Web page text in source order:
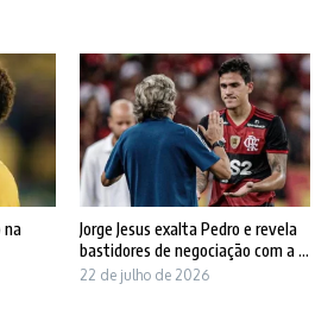
na
Jorge Jesus exalta Pedro e revela
bastidores de negociação com a ...
22 de julho de 2026